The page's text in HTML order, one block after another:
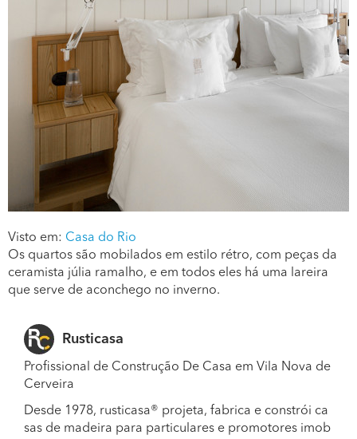
Visto em: Casa do Rio
Os quartos são mobilados em estilo rétro, com peças da
ceramista júlia ramalho, e em todos eles há uma lareira
que serve de aconchego no inverno.
Rusticasa
Profissional de Construção De Casa em Vila Nova de
Cerveira
Desde 1978, rusticasa® projeta, fabrica e constrói ca
sas de madeira para particulares e promotores imob